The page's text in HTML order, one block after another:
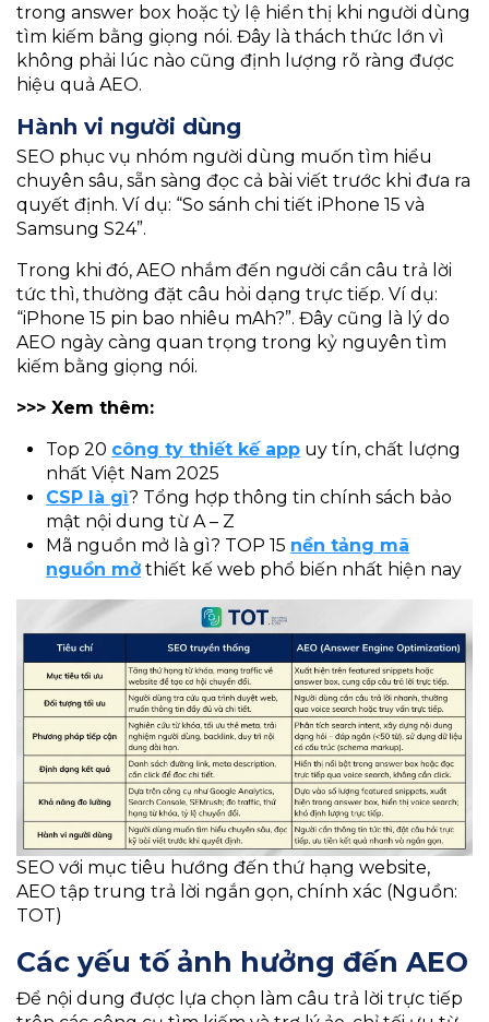
trong answer box hoặc tỷ lệ hiển thị khi người dùng
tìm kiếm bằng giọng nói. Đây là thách thức lớn vì
không phải lúc nào cũng định lượng rõ ràng được
hiệu quả AEO.
Hành vi người dùng
SEO phục vụ nhóm người dùng muốn tìm hiểu
chuyên sâu, sẵn sàng đọc cả bài viết trước khi đưa ra
quyết định. Ví dụ: “So sánh chi tiết iPhone 15 và
Samsung S24”.
Trong khi đó, AEO nhắm đến người cần câu trả lời
tức thì, thường đặt câu hỏi dạng trực tiếp. Ví dụ:
“iPhone 15 pin bao nhiêu mAh?”. Đây cũng là lý do
AEO ngày càng quan trọng trong kỷ nguyên tìm
kiếm bằng giọng nói.
>>> Xem thêm:
Top 20 công ty thiết kế app uy tín, chất lượng
nhất Việt Nam 2025
CSP là gì? Tổng hợp thông tin chính sách bảo
mật nội dung từ A – Z
Mã nguồn mở là gì? TOP 15 nền tảng mã
nguồn mở thiết kế web phổ biến nhất hiện nay
SEO với mục tiêu hướng đến thứ hạng website,
AEO tập trung trả lời ngắn gọn, chính xác (Nguồn:
TOT)
Các yếu tố ảnh hưởng đến AEO
Để nội dung được lựa chọn làm câu trả lời trực tiếp